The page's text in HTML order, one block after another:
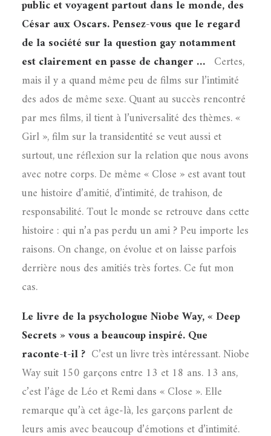
public et voyagent partout dans le monde, des
César aux Oscars. Pensez-vous que le regard
de la société sur la question gay notamment
est clairement en passe de changer … Certes,
mais il y a quand même peu de films sur l’intimité
des ados de même sexe. Quant au succès rencontré
par mes films, il tient à l’universalité des thèmes. «
Girl », film sur la transidentité se veut aussi et
surtout, une réflexion sur la relation que nous avons
avec notre corps. De même « Close » est avant tout
une histoire d’amitié, d’intimité, de trahison, de
responsabilité. Tout le monde se retrouve dans cette
histoire : qui n’a pas perdu un ami ? Peu importe les
raisons. On change, on évolue et on laisse parfois
derrière nous des amitiés très fortes. Ce fut mon
cas.
Le livre de la psychologue Niobe Way, « Deep
Secrets » vous a beaucoup inspiré. Que
raconte-t-il ? C’est un livre très intéressant. Niobe
Way suit 150 garçons entre 13 et 18 ans. 13 ans,
c’est l’âge de Léo et Remi dans « Close ». Elle
remarque qu’à cet âge-là, les garçons parlent de
leurs amis avec beaucoup d’émotions et d’intimité.